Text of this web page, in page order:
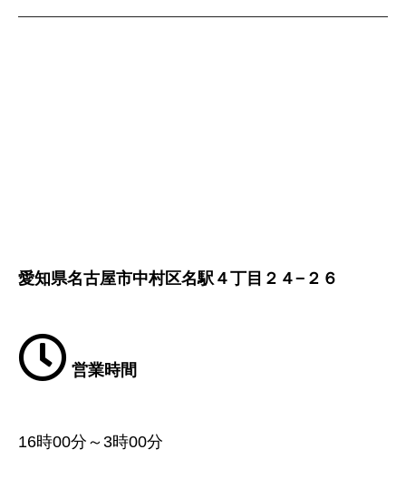
愛知県名古屋市中村区名駅４丁目２４−２６
営業時間
16時00分～3時00分